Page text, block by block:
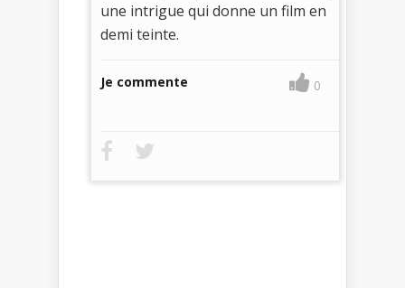
une intrigue qui donne un film en
demi teinte.
Je commente 0